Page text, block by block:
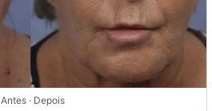
Antes · Depois